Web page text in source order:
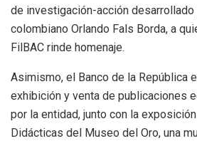
de investigación-acción
colombiano Orlando Fals Borda, a
FilBAC rinde homenaje.
Asimismo, el Banco de la República
exhibición y venta de publicaciones
por la entidad, junto con la
Didácticas del Museo del Oro, una